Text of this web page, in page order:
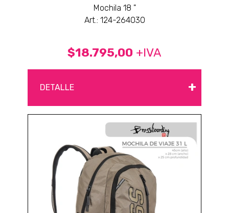
Mochila 18 "
Art.: 124-264030
$18.795,00 +IVA
DETALLE +